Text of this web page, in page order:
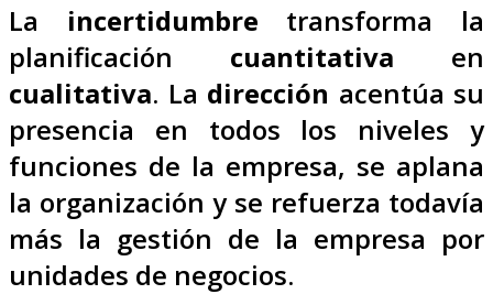
La incertidumbre transforma la
planificación cuantitativa en
cualitativa. La dirección acentúa su
presencia en todos los niveles y
funciones de la empresa, se aplana
la organización y se refuerza todavía
más la gestión de la empresa por
unidades de negocios.